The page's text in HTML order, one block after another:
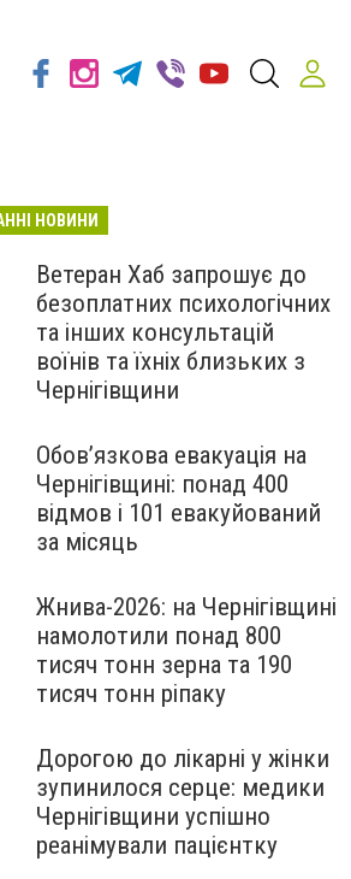
НОВИНИ
Ветеран Хаб запрошує до
безоплатних психологічних
та інших консультацій
воїнів та їхніх близьких з
Чернігівщини
Обов’язкова евакуація на
Чернігівщині: понад 400
відмов і 101 евакуйований
за місяць
Жнива-2026: на Чернігівщині
намолотили понад 800
тисяч тонн зерна та 190
тисяч тонн ріпаку
Дорогою до лікарні у жінки
зупинилося серце: медики
Чернігівщини успішно
реанімували пацієнтку